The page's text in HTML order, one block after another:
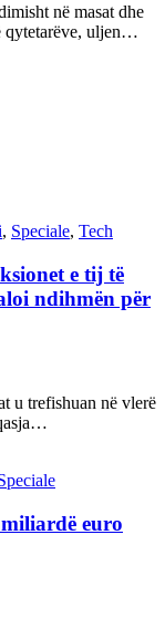
në masat dhe
qytetarëve, uljen…
, Speciale, Tech
e tij të
ndihmën për
u trefishuan në vlerë
euro